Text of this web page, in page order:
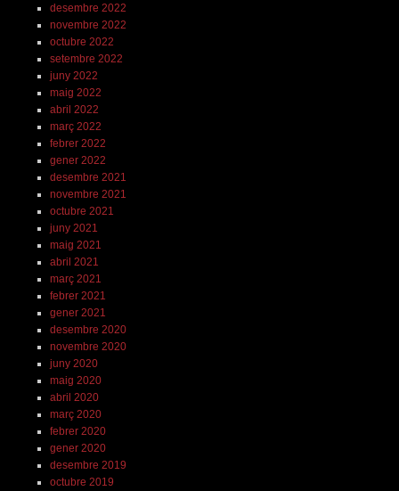
desembre 2022
novembre 2022
octubre 2022
setembre 2022
juny 2022
maig 2022
abril 2022
març 2022
febrer 2022
gener 2022
desembre 2021
novembre 2021
octubre 2021
juny 2021
maig 2021
abril 2021
març 2021
febrer 2021
gener 2021
desembre 2020
novembre 2020
juny 2020
maig 2020
abril 2020
març 2020
febrer 2020
gener 2020
desembre 2019
octubre 2019